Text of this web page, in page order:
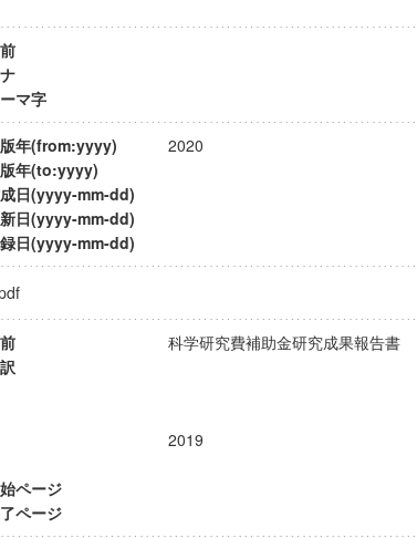
ンター
マ字
年(from:yyyy)
2020
年(to:yyyy)
日(yyyy-mm-dd)
日(yyyy-mm-dd)
日(yyyy-mm-dd)
科学研究費補助金研究成果報告
2019
ページ
ページ